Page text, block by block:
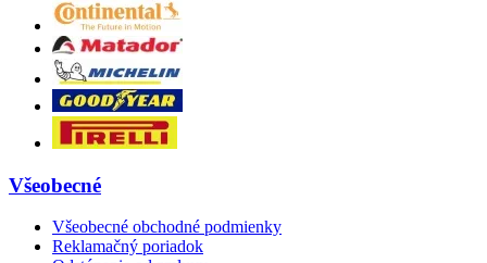
Všeobecné
Všeobecné obchodné podmienky
Reklamačný poriadok